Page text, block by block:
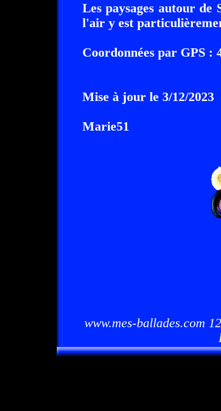
Les paysages autour de
l'air y est
Coordonnées par GPS :
Mise à jour le 3/12/2023
Marie51
www.mes-ballades.com